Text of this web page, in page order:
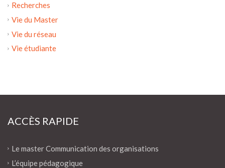
Recherches
Vie du Master
Vie du réseau
Vie étudiante
ACCÈS RAPIDE
Le master Communication des organisations
L’équipe pédagogique